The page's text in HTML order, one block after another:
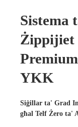
Sistema
Żippijiet
Premium
YKK
Siġillar ta' Grad
għal Telf Żero ta'